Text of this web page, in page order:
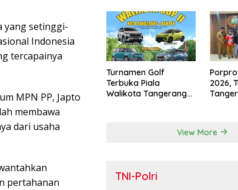
yang setinggi-
Indonesia
tercapainya
MPN PP, Japto
membawa
dari usaha
pertahanan
Turnamen Golf
Terbuka Piala
Walikota Tangerang
2026,
View More
TNI-Polri